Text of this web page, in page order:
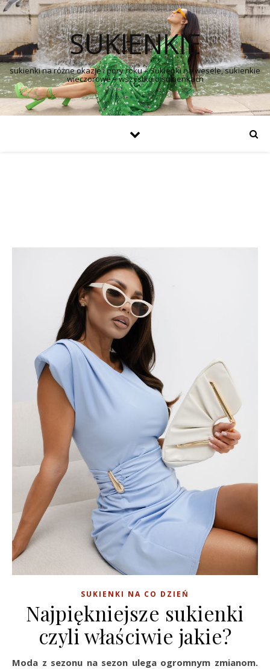
SUKIENKIE
sukienki na różne okazje i pory roku – Sukienki na wesele, sukienkie
wieczorowe – wszystko o sukienkach
SUKIENKI NA CO DZIEŃ
Najpiękniejsze sukienki
czyli właściwie jakie?
Moda z sezonu na sezon ulega ogromnym zmianom.